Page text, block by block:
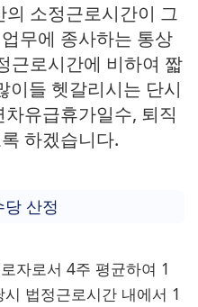
소정근로시간이 그
무에 종사하는 통상
근로시간에 비하여 짧
들 헷갈리시는 단시
유급휴가일수, 퇴직
하겠습니다.
산정
자로서 4주 평균하여 1
법정근로시간 내에서 1